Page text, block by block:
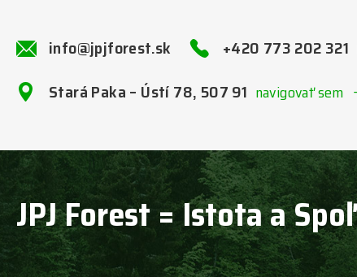
info@jpjforest.sk +420 773 202 321
Stará Paka – Ústí 78, 507 91 navigovať sem
JPJ Forest = Istota a